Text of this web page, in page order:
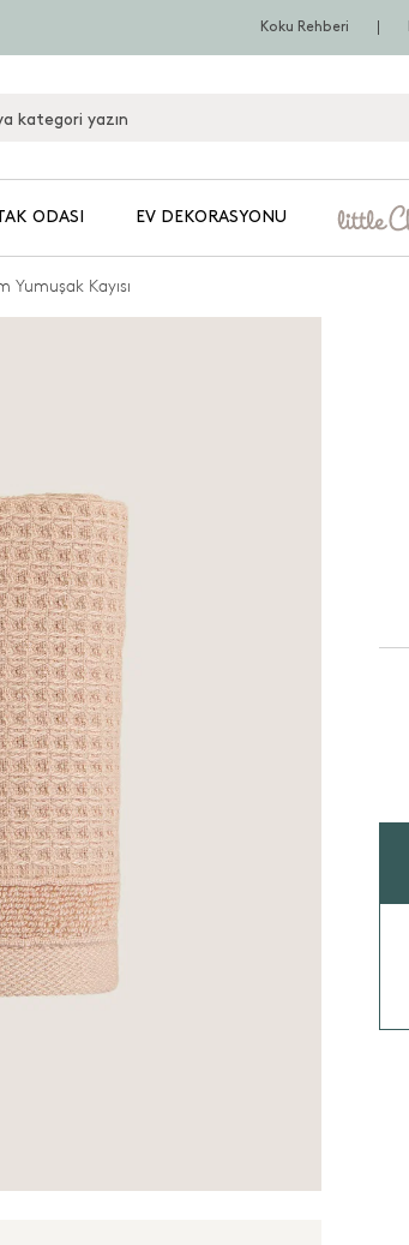
Koku Rehberi
ODASI EV DEKORASYONU
Kayısı